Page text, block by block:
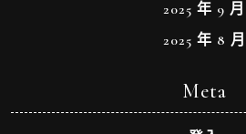
2025 年 9 月
2025 年 8 月
Meta